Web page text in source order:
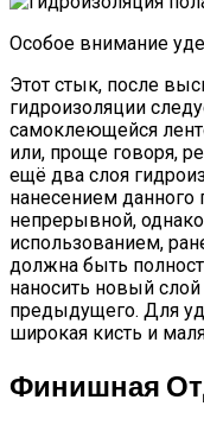
Особое внимание
Этот стык, после
гидроизоляции
самоклеющейся
или, проще говоря,
ещё два слоя
нанесением
непрерывной,
использованием,
должна быть
наносить новый слой
предыдущего. Для
широкая кисть и
Финишная